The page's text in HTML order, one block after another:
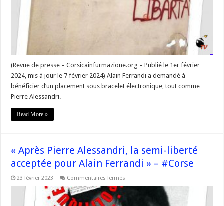
bénéficier
d’un
placement
sous
acceptée »
Dossier
#Corse
(Revue de presse – Corsicainfurmazione.org – Publié le 1er février
2024, mis à jour le 7 février 2024) Alain Ferrandi a demandé à
bénéficier d’un placement sous bracelet électronique, tout comme
Pierre Alessandri.
Read More »
« Après Pierre Alessandri, la semi-liberté
acceptée pour Alain Ferrandi » – #Corse
23 février 2023 Commentaires fermés